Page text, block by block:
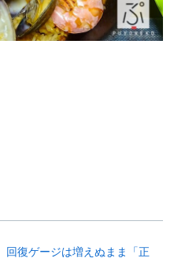
回復ゲージは増えぬまま「正